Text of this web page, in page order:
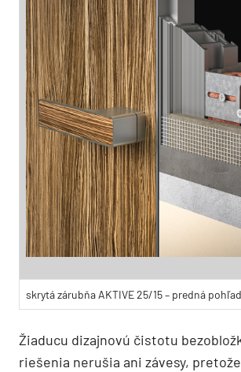
skrytá zárubňa AKTIVE 25/15 – predná
Žiaducu dizajnovú čistotu
riešenia nerušia ani závesy,